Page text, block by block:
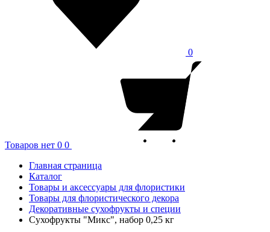
0
Товаров нет 0 0
Главная страница
Каталог
Товары и аксессуары для флористики
Товары для флористического декора
Декоративные сухофрукты и специи
Сухофрукты "Микс", набор 0,25 кг